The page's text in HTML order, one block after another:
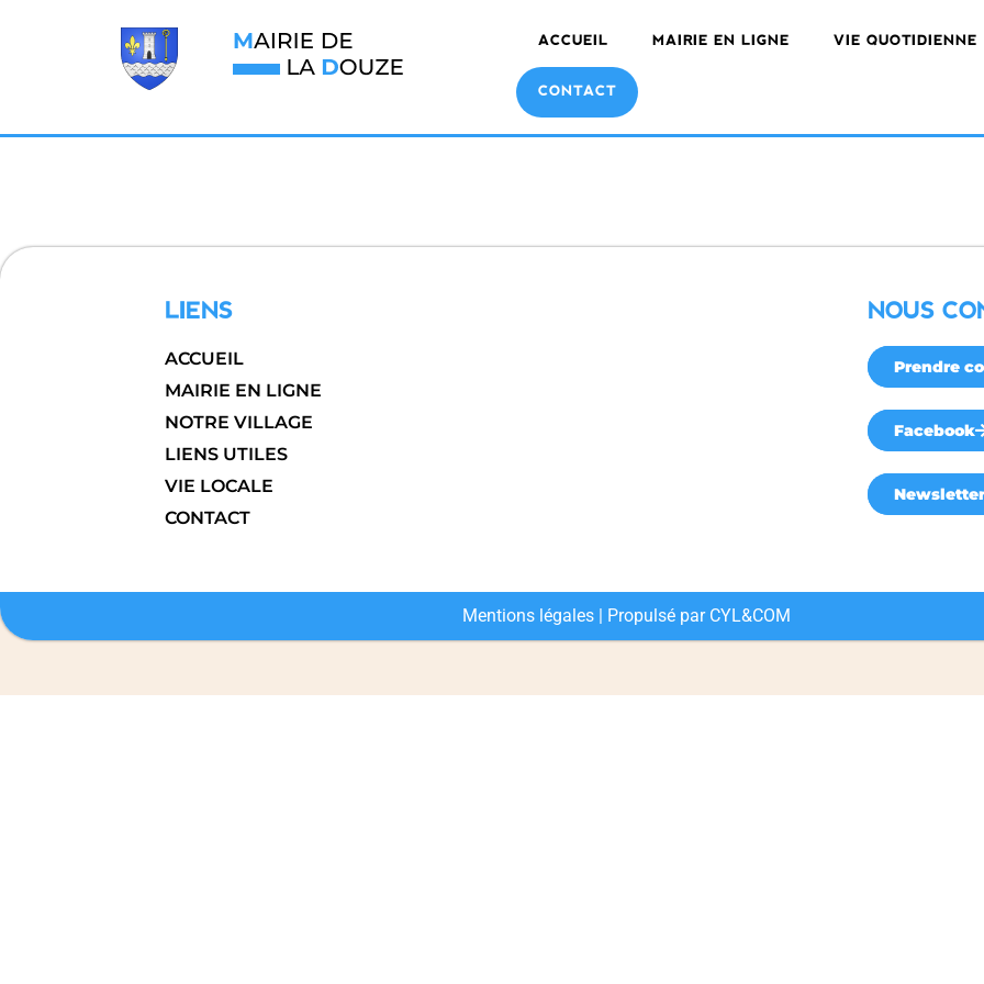
ACCUEIL MAIRIE EN LIGNE VIE QUOTIDIENNE
CONTACT
LIENS
ACCUEIL
MAIRIE EN LIGNE
NOTRE VILLAGE
LIENS UTILES
VIE LOCALE
CONTACT
NOUS
Prendre
Facebook
Newsletter
Mentions légales| Propulsé par CYL&COM